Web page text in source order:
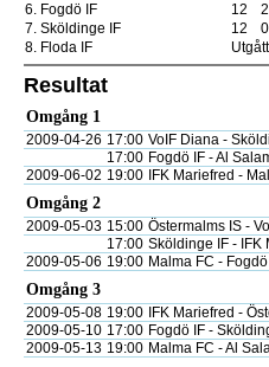
6. Fogdö IF 12 2
7. Sköldinge IF 12 0
8. Floda IF Utgått
Resultat
Omgång 1
2009-04-26 17:00 VoIF Diana -
17:00 Fogdö IF - Al
2009-06-02 19:00 IFK Mariefred -
Omgång 2
2009-05-03 15:00 Östermalms IS -
17:00 Sköldinge IF - IFK
2009-05-06 19:00 Malma FC -
Omgång 3
2009-05-08 19:00 IFK Mariefred -
2009-05-10 17:00 Fogdö IF -
2009-05-13 19:00 Malma FC - Al